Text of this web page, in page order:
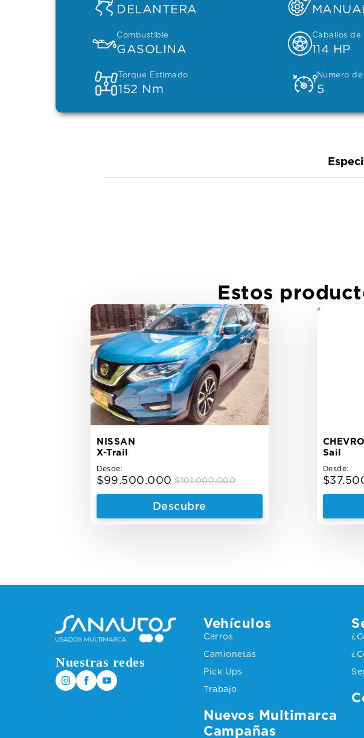
DELANTERA
Combustible
GASOLINA
Caballos de
114 HP
Torque Estimado
152 Nm
Numero
5
Estos
NISSAN
X-Trail
Desde:
$101.000.000
Original
price
$101.000.000.
$99.500.000
Current
price
$99.500.000.
Descubre
Sail
Desde:
price
$
price
Nuestras redes
Vehículos
Carros
Camionetas
Pick Ups
Trabajo
Nuevos Multimarca
Campañas